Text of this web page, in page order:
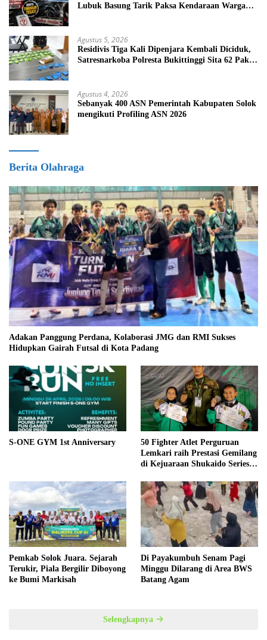
Lubuk Basung Tarik Paksa Kendaraan Warga
Agustus 5, 2026
Residivis Tiga Kali Dipenjara Kembali Diciduk,
Satresnarkoba Polresta Bukittinggi Sita 62 Paket
Agustus 4, 2026
Sebanyak 400 ASN Pemerintah Kabupaten Solok
mengikuti Profiling ASN 2026
Berita Olahraga
Adakan Panggung Perdana, Kolaborasi JMG dan RMI Sukses
Hidupkan Gairah Futsal di Kota Padang
S-ONE GYM 1st Anniversary
50 Fighter Atlet Perguruan
Lemkari raih Prestasi Gemilang
di Kejuaraan Shukaido Series 1
Pemkab Solok Juara. Sejarah
Terukir, Piala Bergilir Diboyong
ke Bumi Markisah
Di Payakumbuh Senam Pagi
Minggu Dilarang di Area BWS
Batang Agam
Selengkapnya